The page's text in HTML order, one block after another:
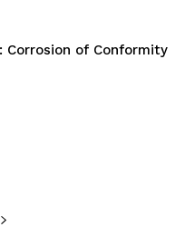
Corrosion of Conformity